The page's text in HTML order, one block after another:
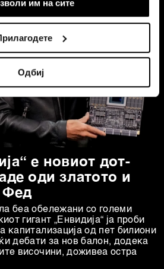
about your geographical
by actively scanning it for
(fingerprinting)
your personal data is processed
in thedetails section.
се HD-WIN ARENA SPORT
за податоците кои ги
за вашите права прочитајте во
приватност, а за колачињата и
во
во кој било момент можете
со клик на „Прикажи ги
можете во кој било момент да
последици.
им на сите
Одбиј
е новиот дот-
оди златото и
Фед
беа обележани со големи
гигант „Енвидија“ ја проби
капитализација од пет билиони
дебати за нов балон, додека
височини, доживеа остра